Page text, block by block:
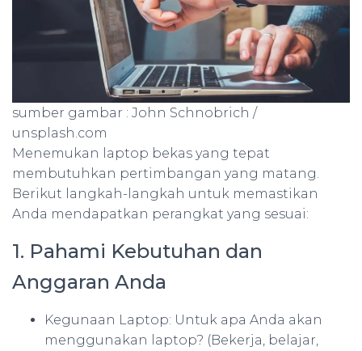
sumber gambar : John Schnobrich /
unsplash.com
Menemukan laptop bekas yang tepat
membutuhkan pertimbangan yang matang.
Berikut langkah-langkah untuk memastikan
Anda mendapatkan perangkat yang sesuai:
1. Pahami Kebutuhan dan
Anggaran Anda
Kegunaan Laptop: Untuk apa Anda akan
menggunakan laptop? (Bekerja, belajar,